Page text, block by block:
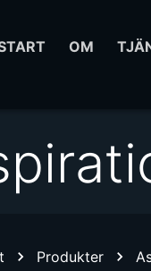
OM
Produkter